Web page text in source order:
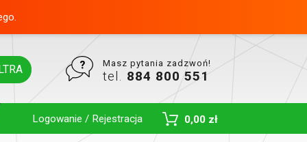
Masz pytania zadzwoń!
tel. 884 800 551
Logowanie / Rejestracja 0,00 zł
Toggle Dropdown